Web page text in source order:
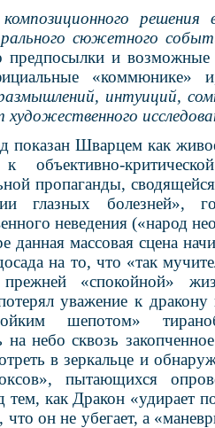
сюжетного
и возможные
интуиций,
показан Шварцем как
пропаганды,
глазных болезней»,
неведения («народ
данная массовая сцена
на то, что «так
прежней «спокойной»
уважение к
шепотом»
на небо сквозь
в зеркальце и
пытающихся
тем, как Дракон «удирает
он не убегает, а